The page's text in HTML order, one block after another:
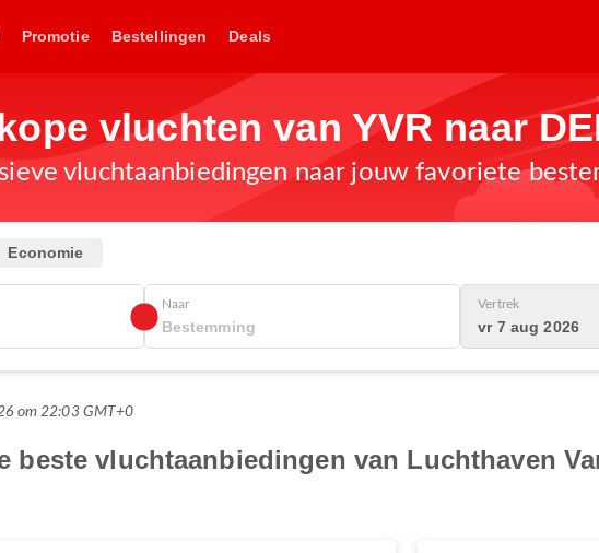
Promotie Bestellingen Deals
vluchten van YVR naar
vluchtaanbiedingen naar jouw favoriete
Economie
Naar Vertrek
vr 7 aug 2026
om 22:03 GMT+0
beste vluchtaanbiedingen van Luchthaven